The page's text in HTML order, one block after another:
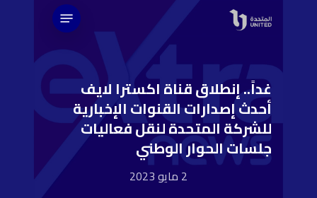
content
Menu
غداً.. إنطلاق قناة اكسترا لايف
أحدث إصدارات القنوات الإخبارية
للشركة المتحدة لنقل فعاليات
جلسات الحوار الوطني
2 مايو 2023